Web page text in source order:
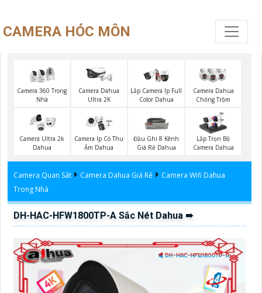
CAMERA HÓC MÔN
Camera 360 Trong
Nhà
Camera Dahua
Ultra 2K
Lắp Camera Ip Full
Color Dahua
Camera Dahua
Chống Trộm
Camera Ultra 2k
Dahua
Camera Ip Có Thu
Ậm Dahua
Đầu Ghi 8 Kênh
Giá Rẻ Dahua
Lắp Trọn Bộ
Camera Dahua
Camera Quan Sát Camera Dahua Giá Rẻ
Camera Wifi Dahua
Trong Nhà
DH-HAC-HFW1800TP-A Sắc Nét Dahua ➠